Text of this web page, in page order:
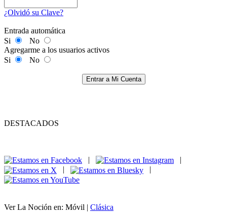
¿Olvidó su Clave?
Entrada automática
Si
No
Agregarme a los usuarios activos
Si
No
Entrar a Mi Cuenta
DESTACADOS
|
|
|
|
Ver La Noción en: Móvil | Clásica